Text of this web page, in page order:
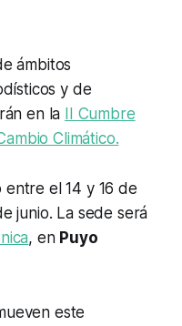
ámbitos
y de
en la II Cumbre
Climático.
entre el 14 y 16 de
junio. La sede será
, en Puyo
este